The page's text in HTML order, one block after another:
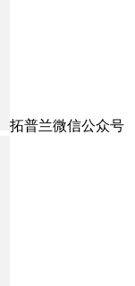
拓普兰微信公众号